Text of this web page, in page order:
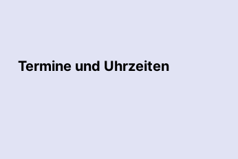
Menü
Termine und Uhrzeiten